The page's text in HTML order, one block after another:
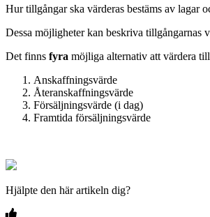
Hur tillgångar ska värderas bestäms av lagar
Dessa möjligheter kan beskriva
Det finns fyra möjliga alternativ att värdera
Anskaffningsvärde
Återanskaffningsvärde
Försäljningsvärde (i dag)
Framtida försäljningsvärde
Hjälpte den här artikeln dig?